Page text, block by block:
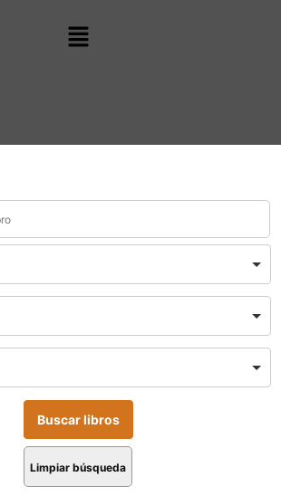
Limpiar búsqueda